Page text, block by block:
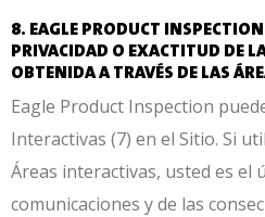
8. EAGLE PRODUCT
PRIVACIDAD O EXACTITUD DE
OBTENIDA A TRAVÉS DE LAS
Eagle Product Inspection
Interactivas (7) en el Sitio. Si
Áreas interactivas, usted es el
comunicaciones y de las